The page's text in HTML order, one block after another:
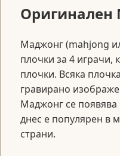
Маджонг (mahjong
плочки за 4 играчи,
плочки. Всяка
гравирано
Маджонг се появява
днес е популярен в
страни.